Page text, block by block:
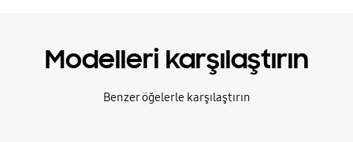
Modelleri karşılaştırın
Benzer öğelerle karşılaştırın